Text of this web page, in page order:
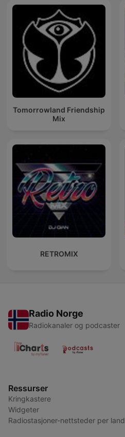
Tomorrowland Friendship
Mix
RETROMIX
Radio Norge
Radiokanaler og podcaster
Ressurser
Kringkastere
Widgeter
Radiostasjoner-nettsteder per land